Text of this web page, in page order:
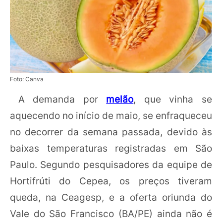
Foto: Canva
A demanda por melão, que vinha se
aquecendo no início de maio, se enfraqueceu
no decorrer da semana passada, devido às
baixas temperaturas registradas em São
Paulo. Segundo pesquisadores da equipe de
Hortifrúti do Cepea, os preços tiveram
queda, na Ceagesp, e a oferta oriunda do
Vale do São Francisco (BA/PE) ainda não é